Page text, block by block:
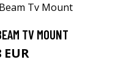
TV MOUNT
EUR